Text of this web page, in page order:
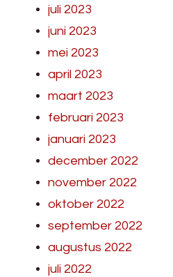
juli 2023
juni 2023
mei 2023
april 2023
maart 2023
februari 2023
januari 2023
december 2022
november 2022
oktober 2022
september 2022
augustus 2022
juli 2022